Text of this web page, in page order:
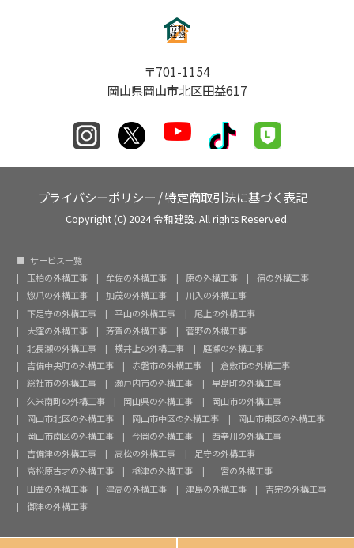
〒701-1154
岡山県岡山市北区田益617
プライバシーポリシー /特定商取引法に基づく表記
Copyright (C) 2024 令和建設. All rights Reserved.
サービス一覧
玉柏の外構工事
牟佐の外構工事 原の外構工事
宿の外構工事
惣爪の外構工事
加茂の外構工事
川入の外構工事
下足守の外構工事
平山の外構工事
尾上の外構工事
大窪の外構工事
芳賀の外構工事
菅野の外構工事
北長瀬の外構工事
横井上の外構工事
庭瀬の外構工事
吉備中央町の外構工事
赤磐市の外構工事
倉敷市の外構工事
総社市の外構工事
瀬戸内市の外構工事
早島町の外構工事
久米南町の外構工事
岡山県の外構工事
岡山市の外構工事
岡山市北区の外構工事
岡山市中区の外構工事
岡山市東区の外構工事
岡山市南区の外構工事
今岡の外構工事
西辛川の外構工事
吉備津の外構工事
高松の外構工事
足守の外構工事
高松原古才の外構工事
楢津の外構工事
一宮の外構工事
田益の外構工事
津高の外構工事 津島の外構工事
吉宗の外構工事
御津の外構工事